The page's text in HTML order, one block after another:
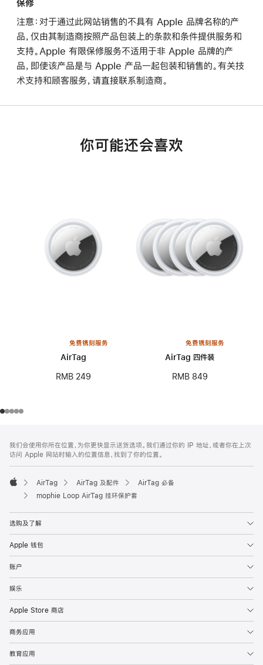
保修
注意：对于通过此网站销售的不具有 Apple 品牌名称的产
品，仅由其制造商按照产品包装上的条款和条件提供服务和
支持。Apple 有限保修服务不适用于非 Apple 品牌的产
品，即使该产品是与 Apple 产品一起包装和销售的。有关技
术支持和顾客服务，请直接联系制造商。
你可能还会喜欢
免费镌刻服务
AirTag
RMB 249
免费镌刻服务
AirTag 四件装
RMB 849
页
页
脚
注
我们会使用你所在位置，为你更快显示送货选项。我们通过你的 IP 地址，或者你在上次
访问 Apple 网站时输入的位置信息，找到了你的位置。
Apple
AirTag AirTag 及配件
AirTag 必备
mophie Loop AirTag 挂环保护套
选购及了解
Apple 钱包
账户
娱乐
Apple Store 商店
商务应用
教育应用